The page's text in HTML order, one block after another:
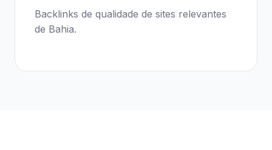
Backlinks de qualidade de sites relevantes
de Bahia.